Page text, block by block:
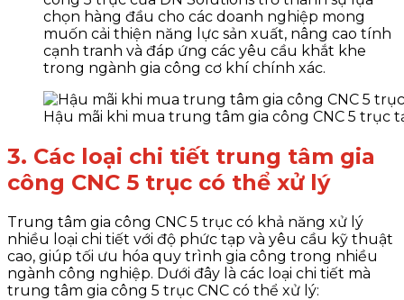
chọn hàng đầu cho các doanh nghiệp mong
muốn cải thiện năng lực sản xuất, nâng cao tính
cạnh tranh và đáp ứng các yêu cầu khắt khe
trong ngành gia công cơ khí chính xác.
Hậu mãi khi mua trung tâm gia công CNC 5 trục
3. Các loại chi tiết trung tâm gia
công CNC 5 trục có thể xử lý
Trung tâm gia công CNC 5 trục có khả năng xử lý
nhiều loại chi tiết với độ phức tạp và yêu cầu kỹ thuật
cao, giúp tối ưu hóa quy trình gia công trong nhiều
ngành công nghiệp. Dưới đây là các loại chi tiết mà
trung tâm gia công 5 trục CNC có thể xử lý: